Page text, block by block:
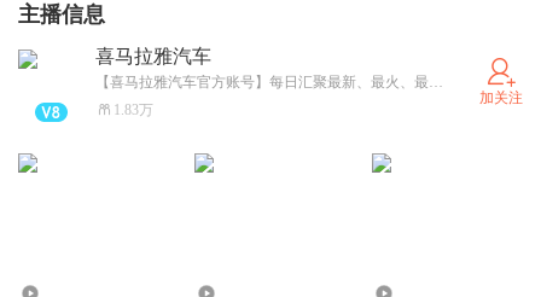
主播信息
喜马拉雅汽车
【喜马拉雅汽车官方账号】每日汇聚最新、最火、最优质的汽车节目。
1.83万
加关注